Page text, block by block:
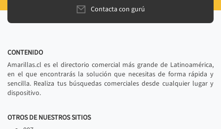
Contacta con gurú
CONTENIDO
Amarillas.cl es el directorio comercial más grande de Latinoamérica,
en el que encontrarás la solución que necesitas de forma rápida y
sencilla. Realiza tus búsquedas comerciales desde cualquier lugar y
dispositivo.
OTROS DE NUESTROS SITIOS